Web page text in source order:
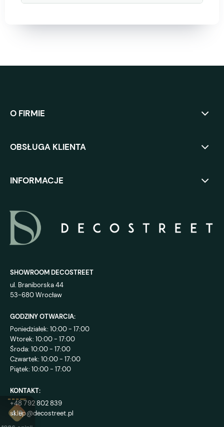
O FIRMIE
OBSŁUGA KLIENTA
INFORMACJE
SHOWROOM DECOSTREET
ul. Braniborska 44
53-680 Wrocław
GODZINY OTWARCIA:
Poniedziałek: 10:00 - 17:00
Wtorek: 10:00 - 17:00
Środa: 10:00 - 17:00
Czwartek: 10:00 - 17:00
Piątek: 10:00 - 17:00
KONTAKT:
+48 792 802 839
sklep@decostreet.pl
4.9